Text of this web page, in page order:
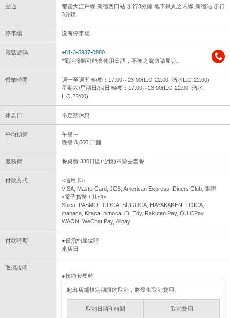
交通
都營大江戶線 新宿西口站 步行3分鐘 地下鐵丸之內線 新宿站 步行
3分鐘
停車場 沒有停車場
電話號碼
+81-3-5937-0980
*電話接聽可能會使用日語，不便之處敬請見諒。
營業時間
週一至週五 晚餐：17:00～23:00(L.O.22:00, 酒水L.O.22:00)
星期六/星期日/假日 晚餐：17:00～23:00(L.O.22:00, 酒水
L.O.22:00)
休息日 不定期休息
平均預算
午餐 --
晚餐 3,500 日圓
服務費 餐桌費 330日圆(含稅)※除去套餐
付款方式
<信用卡>
VISA, MasterCard, JCB, American Express, Diners Club, 銀聯
<電子貨幣 / 其他>
Suica, PASMO, ICOCA, SUGOCA, HAYAKAKEN, TOICA,
manaca, Kitaca, nimoca, iD, Edy, Rakuten Pay, QUICPay,
WAON, WeChat Pay, Alipay
付款時期
●僅預約座位時
來店日
取消說明
●預約套餐時
超出店鋪規定期限的取消，將發生取消費用。
取消日期和時間 取消費用